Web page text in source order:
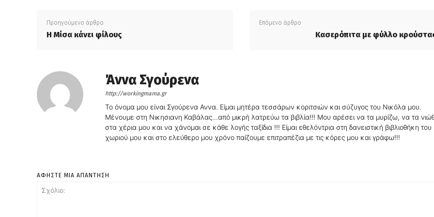
Προηγούμενο άρθρο
Η Μίσα κάνει φίλους
Επόμενο άρθρο
Κασερόπιτα με φύλλο
Άννα Σγούρενα
http://workingmama.gr
Το όνομα μου είναι Σγούρενα Αννα. Είμαι μητέρα τεσσάρων κοριτσιών και σύζυγος του Νικόλα μου.
Μένουμε στη Νικησιανη Καβάλας...από μικρή λατρεύω τα βιβλία!!! Μου αρέσει να τα μυρίζω, να τα
στα χέρια μου και να χάνομαι σε κάθε λογής ταξίδια !!! Είμαι εθελόντρια στη δανειστική βιβλιοθήκη του
χωριού μου και στο ελεύθερο μου χρόνο παίζουμε επιτραπέζια με τις κόρες μου και γράφω!!!
ΑΦΗΣΤΕ ΜΙΑ ΑΠΑΝΤΗΣΗ